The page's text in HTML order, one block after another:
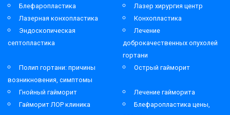
Блефаропластика
Лазер хирургия центр
Лазерная конхопластика
Конхопластика
Эндоскопическая
септопластика
Лечение
доброкачественных опухолей
гортани
Полип гортани: причины
возникновения, симптомы
Острый гайморит
Гнойный гайморит
Лечение гайморита
Гайморит ЛОР клиника
Блефаропластика цены,